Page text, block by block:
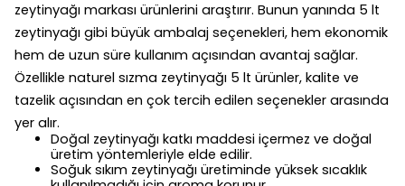
zeytinyağı markası ürünlerini araştırır. Bunun yanında 5 lt
zeytinyağı gibi büyük ambalaj seçenekleri, hem ekonomik
hem de uzun süre kullanım açısından avantaj sağlar.
Özellikle naturel sızma zeytinyağı 5 lt ürünler, kalite ve
tazelik açısından en çok tercih edilen seçenekler arasında
yer alır.
Doğal zeytinyağı katkı maddesi içermez ve doğal
üretim yöntemleriyle elde edilir.
Soğuk sıkım zeytinyağı üretiminde yüksek sıcaklık